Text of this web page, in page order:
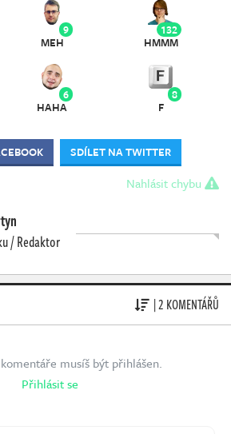
9
MEH
132
HMMM
6
HAHA
8
F
SDÍLET NA TWITTER
Nahlásit chybu
/ Redaktor
| 2 KOMENTÁŘŮ
musíš být přihlášen.
Přihlásit se